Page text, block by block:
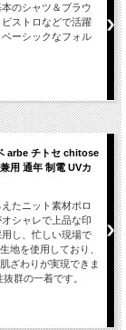
のシャツ＆ブラウ
ストロなどで活躍
ーシックなフォル
arbe チトセ chitose
用 通年 制電 UVカ
たニット素材ポロ
シャレで上品な印
し、忙しい現場で
地を使用しており、
ざわりが実現できま
群の一着です。